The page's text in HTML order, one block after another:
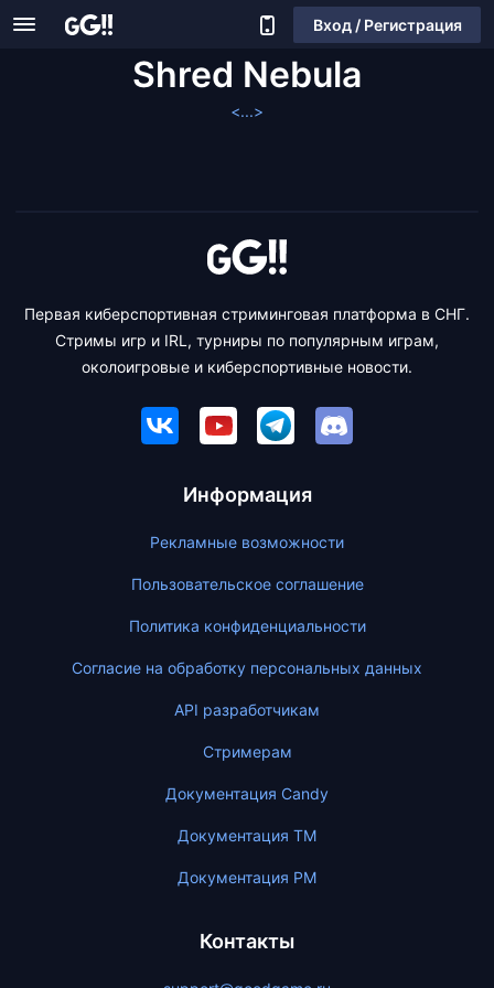
Вход / Регистрация
Shred Nebula
<...>
Первая киберспортивная стриминговая платформа в СНГ.
Стримы игр и IRL, турниры по популярным играм,
околоигровые и киберспортивные новости.
Информация
Рекламные возможности
Пользовательское соглашение
Политика конфиденциальности
Согласие на обработку персональных данных
API разработчикам
Стримерам
Документация Candy
Документация ТМ
Документация PM
Контакты